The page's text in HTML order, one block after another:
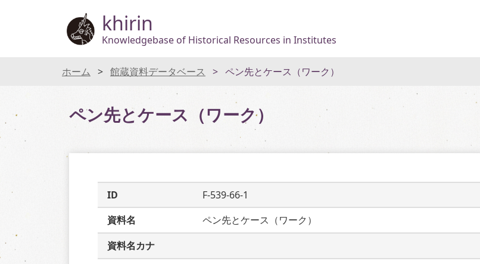
khirin
Knowledgebase of Historical Resources in Institutes
ホーム 館蔵資料データベース ペン先とケース（ワーク）
ペン先とケース（ワーク）
ID
F-539-66-1
資料名
ペン先とケース（ワーク）
資料名カナ